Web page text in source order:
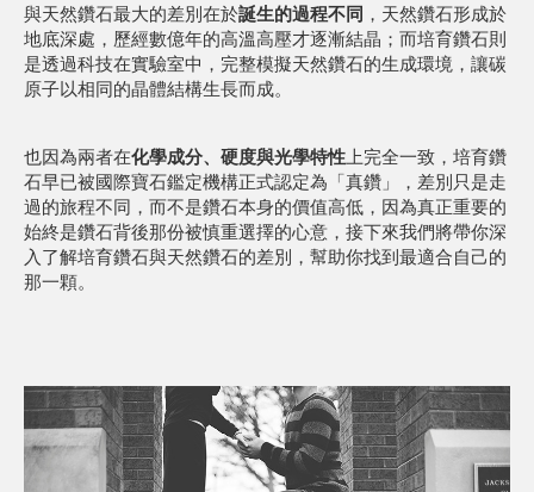
與天然鑽石最大的差別在於誕生的過程不同 ，天然鑽石形成於
地底深處，歷經數億年的高溫高壓才逐漸結晶；而培育鑽石則
是透過科技在實驗室中，完整模擬天然鑽石的生成環境，讓碳
原子以相同的晶體結構生長而成。
也因為兩者在化學成分、硬度與光學特性 上完全一致，培育鑽
石早已被國際寶石鑑定機構正式認定為「真鑽」，差別只是走
過的旅程不同，而不是鑽石本身的價值高低，因為真正重要的
始終是鑽石背後那份被慎重選擇的心意，接下來我們將帶你深
入了解培育鑽石與天然鑽石的差別，幫助你找到最適合自己的
那一顆。